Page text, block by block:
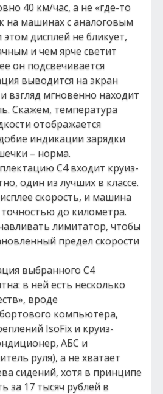
40 км/час, а не «где-то
на машинах с аналоговым
дисплей не бликует,
и чем ярче светит
он подсвечивается
выводится на экран
взгляд мгновенно находит
Скажем, температура
отображается
индикации зарядки
– норма.
С4 входит круиз-
один из лучших в классе.
скорость, и машина
до километра.
лимитатор, чтобы
предел скорости
выбранного С4
в ней есть несколько
вроде
компьютера,
IsoFix и круиз-
АБС и
руля), а не хватает
сидений, хотя в принципе
за 17 тысяч рублей в